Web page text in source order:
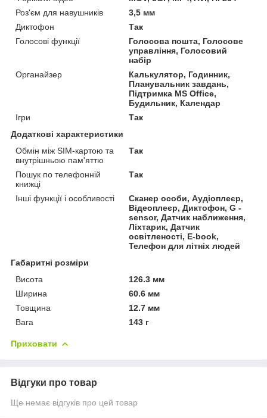
Роз'єм для навушників
3,5 мм
Диктофон
Так
Голосові функції
Голосова пошта, Голосове
управління, Голосовий
набір
Органайзер
Калькулятор, Годинник,
Планувальник завдань,
Підтримка MS Office,
Будильник, Календар
Ігри
Так
Додаткові характеристики
Обмін між SIM-картою та
внутрішньою пам'яттю
Так
Пошук по телефонній
книжці
Так
Інші функції і особливості
Сканер особи, Аудіоплеєр,
Відеоплеєр, Диктофон, G -
sensor, Датчик наближення,
Ліхтарик, Датчик
освітленості, E-book,
Телефон для літніх людей
Габаритні розміри
Висота
126.3 мм
Ширина
60.6 мм
Товщина
12.7 мм
Вага
143 г
Приховати
Відгуки про товар
Ще немає відгуків про цей товар